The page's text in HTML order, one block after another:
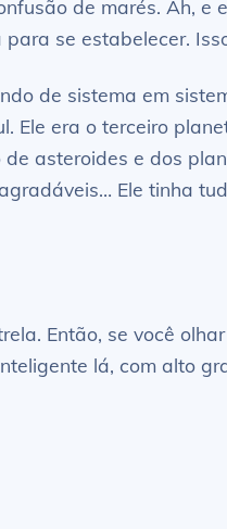
de marés. Ah,
se estabelecer.
de sistema em
era o terceiro
asteroides e dos
Ele tinha
Então, se você
lá, com alto